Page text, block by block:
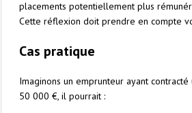
placements potentiellement plus
Cette réflexion doit prendre en compte
Cas pratique
Imaginons un emprunteur ayant
50 000 €, il pourrait :